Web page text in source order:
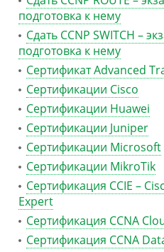
подготовка к нему
Сдать CCNP SWITCH –
подготовка к нему
Сертификат Advanced
Сертификации Cisco
Сертификации Huawei
Сертификации Juniper
Сертификации Microsoft
Сертификации MikroTik
Сертификация CCIE –
Expert
Сертификация CCNA
Сертификация CCNA